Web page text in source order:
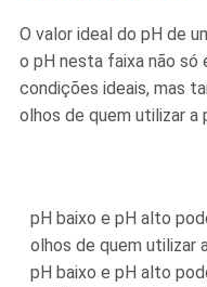
O valor ideal do pH de
o pH nesta faixa não só
condições ideais, mas
olhos de quem utilizar a
pH baixo e pH alto
olhos de quem utilizar
pH baixo e pH alto